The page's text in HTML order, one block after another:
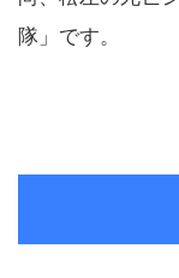
隊」です。